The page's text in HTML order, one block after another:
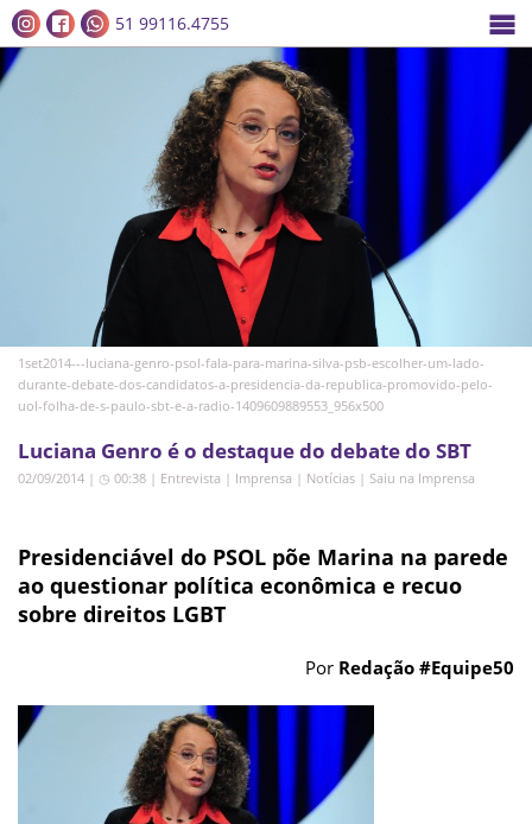
51 99116.4755
1set2014---luciana-genro-psol-fala-para-marina-silva-psb-escolher-um-lado-
durante-debate-dos-candidatos-a-presidencia-da-republica-promovido-pelo-
uol-folha-de-s-paulo-sbt-e-a-radio-1409609889553_956x500
Luciana Genro é o destaque do debate do SBT
02/09/2014 | ◷ 00:38 | Entrevista | Imprensa | Notícias | Saiu na Imprensa
Presidenciável do PSOL põe Marina na parede
ao questionar política econômica e recuo
sobre direitos LGBT
Por Redação #Equipe50